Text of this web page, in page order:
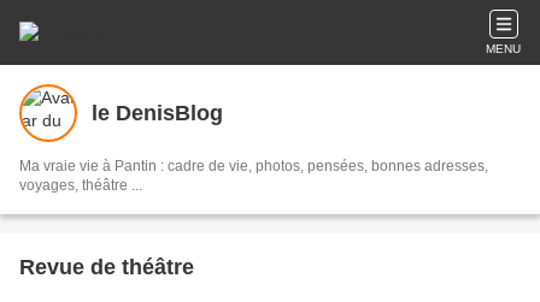
MENU
le DenisBlog
Ma vraie vie à Pantin : cadre de vie, photos, pensées, bonnes adresses,
voyages, théâtre ...
Revue de théâtre